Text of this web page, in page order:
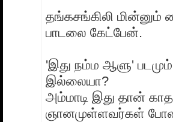
தங்கசங்கிலி
பாடலை கேட்பேன்.
'இது நம்ம ஆளு'
இல்லையா?
அம்மாடி இது தான்
ஞானமுள்ளவர்கள்